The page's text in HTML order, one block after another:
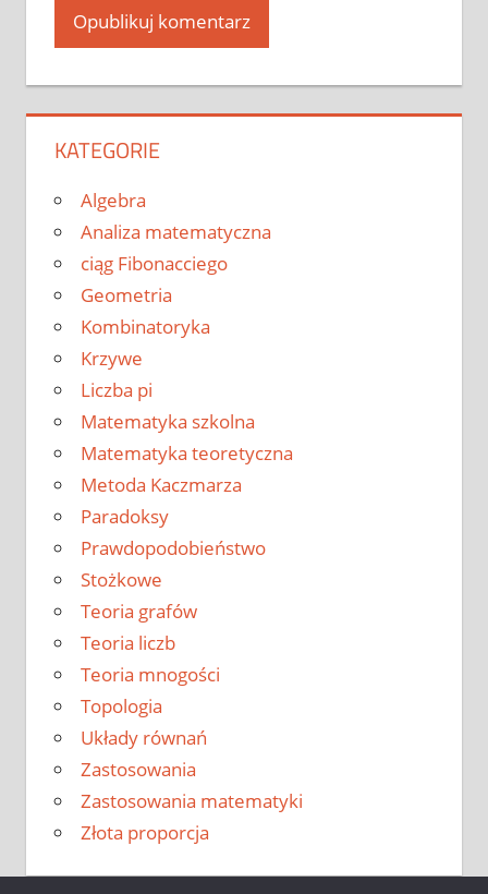
KATEGORIE
Algebra
Analiza matematyczna
ciąg Fibonacciego
Geometria
Kombinatoryka
Krzywe
Liczba pi
Matematyka szkolna
Matematyka teoretyczna
Metoda Kaczmarza
Paradoksy
Prawdopodobieństwo
Stożkowe
Teoria grafów
Teoria liczb
Teoria mnogości
Topologia
Układy równań
Zastosowania
Zastosowania matematyki
Złota proporcja